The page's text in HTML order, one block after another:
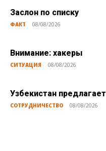
Заслон по списку
ФАКТ 08/08/2026
Внимание: хакеры
СИТУАЦИЯ 08/08/2026
Узбекистан предлагает
СОТРУДНИЧЕСТВО 08/08/2026